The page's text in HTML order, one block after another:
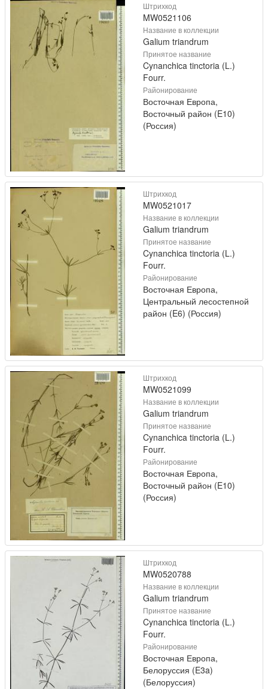
Штрихкод
MW0521106
Название в коллекции
Galium triandrum
Принятое название
Cynanchica tinctoria (L.)
Fourr.
Районирование
Восточная Европа,
Восточный район (E10)
(Россия)
Штрихкод
MW0521017
Название в коллекции
Galium triandrum
Принятое название
Cynanchica tinctoria (L.)
Fourr.
Районирование
Восточная Европа,
Центральный лесостепной
район (E6) (Россия)
Штрихкод
MW0521099
Название в коллекции
Galium triandrum
Принятое название
Cynanchica tinctoria (L.)
Fourr.
Районирование
Восточная Европа,
Восточный район (E10)
(Россия)
Штрихкод
MW0520788
Название в коллекции
Galium triandrum
Принятое название
Cynanchica tinctoria (L.)
Fourr.
Районирование
Восточная Европа,
Белоруссия (E3a)
(Белоруссия)